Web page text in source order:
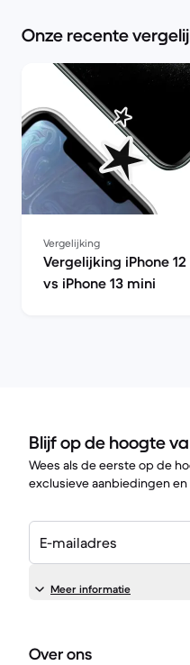
Onze recente
Vergelijking
Vergelijking iPhone
vs iPhone 13 mini
Blijf op de hoogte
Wees als de eerste op de
exclusieve aanbiedingen
E-mailadres
Meer informatie
Over ons